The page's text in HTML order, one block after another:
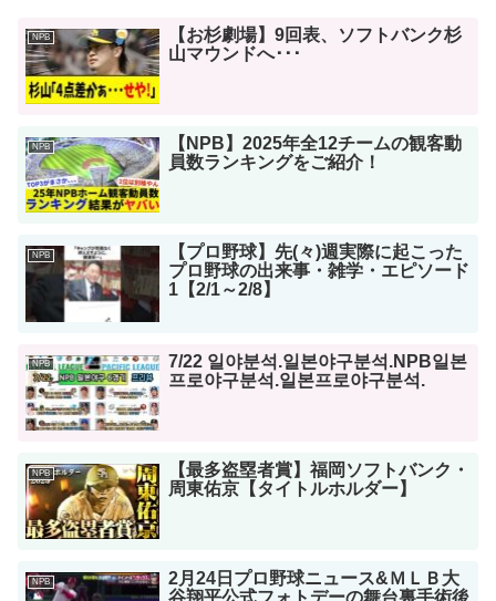
NPB
【お杉劇場】9回表、ソフトバンク杉
山マウンドへ･･･
NPB
【NPB】2025年全12チームの観客動
員数ランキングをご紹介！
NPB
【プロ野球】先(々)週実際に起こった
プロ野球の出来事・雑学・エピソード
1【2/1～2/8】
NPB
7/22 일야분석.일본야구분석.NPB일본
프로야구분석.일본프로야구분석.
NPB
【最多盗塁者賞】福岡ソフトバンク・
周東佑京【タイトルホルダー】
NPB
2月24日プロ野球ニュース&ＭＬＢ大